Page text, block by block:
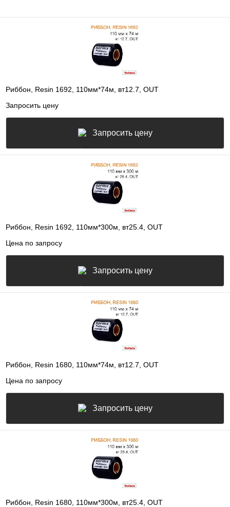
Риббон, Resin 1692, 110мм*74м, вт12.7, OUT
Запросить цену
Запросить цену
Риббон, Resin 1692, 110мм*300м, вт25.4, OUT
Цена по запросу
Запросить цену
Риббон, Resin 1680, 110мм*74м, вт12.7, OUT
Цена по запросу
Запросить цену
Риббон, Resin 1680, 110мм*300м, вт25.4, OUT